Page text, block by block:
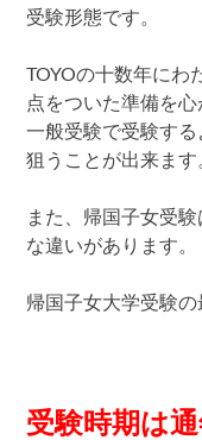
受験形態です。
TOYOの十数年にわ
点をついた準備を心
一般受験で受験す
狙うことが出来ます
また、帰国子女受
な違いがあります。
帰国子女大学受験の
受験時期は